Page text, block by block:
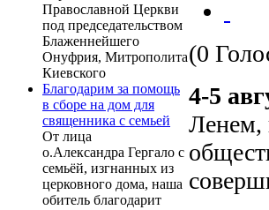
Православной Церкви
под председательством
Блаженнейшего
Онуфрия, Митрополита
Киевского
Благодарим за помощь
в сборе на дом для
священника с семьей
От лица
о.Александра Гергало с
семьёй, изгнанных из
церковного дома, наша
обитель благодарит
(0
4-5
Ленем,